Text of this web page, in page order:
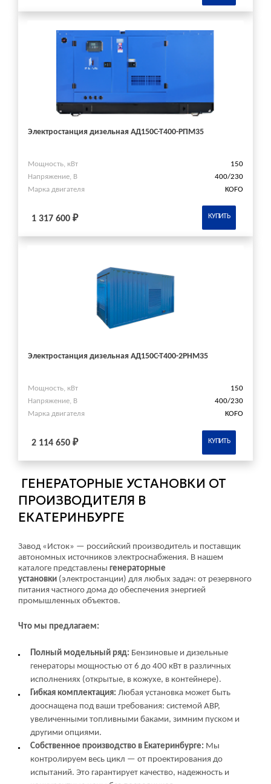
Электростанция дизельная АД150С-Т400-РПМ35
Мощность, кВт
150
Напряжение, В
400/230
Марка двигателя
KOFO
1 317 600 ₽ КУПИТЬ
Электростанция дизельная АД150С-Т400-2РНМ35
Мощность, кВт
150
Напряжение, В
400/230
Марка двигателя
KOFO
2 114 650 ₽ КУПИТЬ
ГЕНЕРАТОРНЫЕ УСТАНОВКИ ОТ
ПРОИЗВОДИТЕЛЯ В
ЕКАТЕРИНБУРГЕ
Завод «Исток» — российский производитель и поставщик
автономных источников электроснабжения. В нашем
каталоге представлены генераторные
установки (электростанции) для любых задач: от резервного
питания частного дома до обеспечения энергией
промышленных объектов.
Что мы предлагаем:
Полный модельный ряд: Бензиновые и дизельные
генераторы мощностью от 6 до 400 кВт в различных
исполнениях (открытые, в кожухе, в контейнере).
Гибкая комплектация: Любая установка может быть
дооснащена под ваши требования: системой АВР,
увеличенными топливными баками, зимним пуском и
другими опциями.
Собственное производство в Екатеринбурге: Мы
контролируем весь цикл — от проектирования до
испытаний. Это гарантирует качество, надежность и